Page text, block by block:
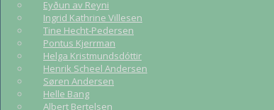
Eyðun av Reyni
Ingrid Kathrine Villesen
Tine Hecht-Pedersen
Pontus Kjerrman
Helga Kristmundsdóttir
Henrik Scheel Andersen
Søren Andersen
Helle Bang
Albert Bertelsen